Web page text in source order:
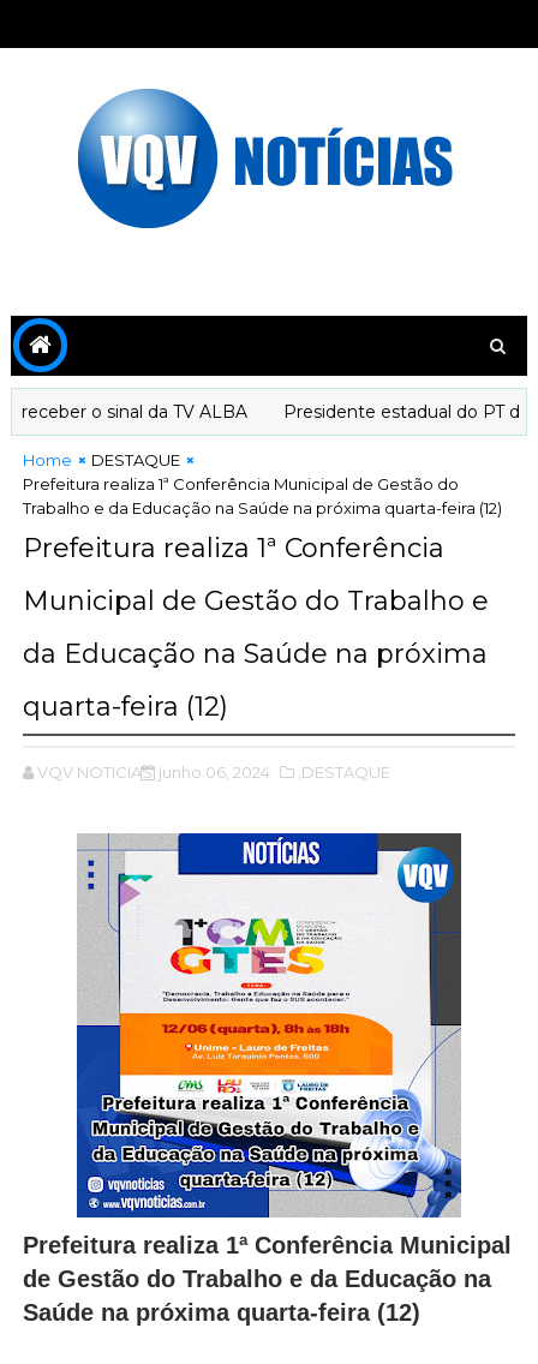
o sinal da TV ALBA Presidente estadual do PT
Home
DESTAQUE
Prefeitura realiza 1ª Conferência Municipal de Gestão do
Trabalho e da Educação na Saúde na próxima quarta-feira (12)
Prefeitura realiza 1ª Conferência
Municipal de Gestão do Trabalho e
da Educação na Saúde na próxima
quarta-feira (12)
VQV NOTICIAS junho 06, 2024 ,DESTAQUE
Prefeitura realiza 1ª Conferência Municipal
de Gestão do Trabalho e da Educação na
Saúde na próxima quarta-feira (12)